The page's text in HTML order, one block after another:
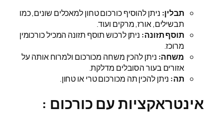
תבלין: ניתן להוסיף כורכום טחון למאכלים שונים, כמו
תבשילים, אורז, מרקים ועוד.
תוסף תזונה: ניתן לרכוש תוסף תזונה המכיל כורכומין
מרוכז.
משחה: ניתן להכין משחה מכורכום ולמרוח אותה על
אזורים בעור הסובלים מדלקת.
תה: ניתן להכין תה מכורכום טרי או טחון.
אינטראקציות עם כורכום :